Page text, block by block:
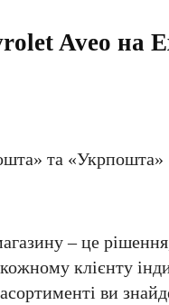
Aveo на
та «Укрпошта»
– це рішення,
клієнту
ви